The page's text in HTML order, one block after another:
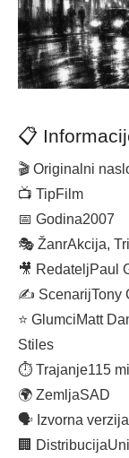
📋
🎬 Originalni
📺 TipFilm
📅 Godina2007
🎭 ŽanrAkcija,
🎥 RedateljPaul
✍️ ScenarijTony
⭐ GlumciMatt
Stiles
⏱ Trajanje115
🌍 ZemljaSAD
🗣 Izvorna verzija
🏢 Distribucija